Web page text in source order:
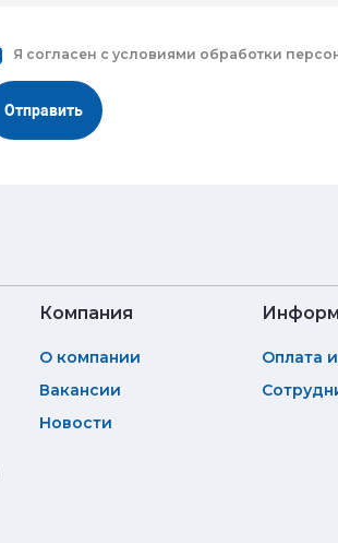
Я согласен сусловиями обработки
Отправить
Компания
О компании
Вакансии
Новости
Оплата